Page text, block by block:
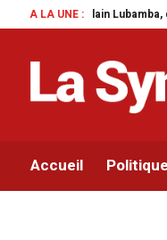
A LA UNE :
député honoraire
Accueil